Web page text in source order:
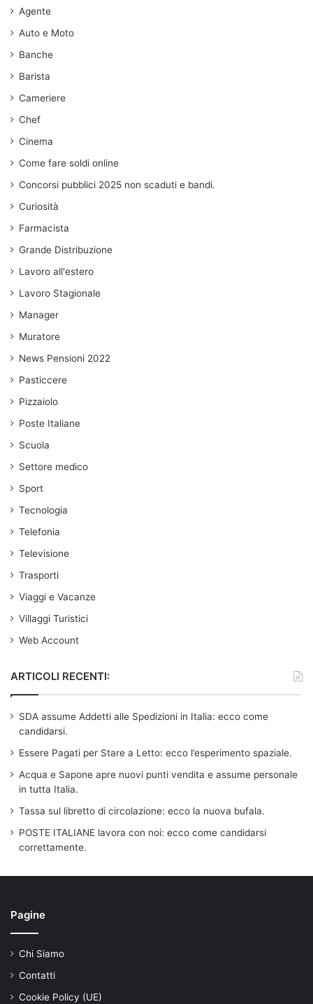
Agente
Auto e Moto
Banche
Barista
Cameriere
Chef
Cinema
Come fare soldi online
Concorsi pubblici 2025 non scaduti e bandi.
Curiosità
Farmacista
Grande Distribuzione
Lavoro all'estero
Lavoro Stagionale
Manager
Muratore
News Pensioni 2022
Pasticcere
Pizzaiolo
Poste Italiane
Scuola
Settore medico
Sport
Tecnologia
Telefonia
Televisione
Trasporti
Viaggi e Vacanze
Villaggi Turistici
Web Account
ARTICOLI RECENTI:
SDA assume Addetti alle Spedizioni in Italia: ecco come
candidarsi.
Essere Pagati per Stare a Letto: ecco l’esperimento spaziale.
Acqua e Sapone apre nuovi punti vendita e assume personale
in tutta Italia.
Tassa sul libretto di circolazione: ecco la nuova bufala.
POSTE ITALIANE lavora con noi: ecco come candidarsi
correttamente.
Pagine
Chi Siamo
Contatti
Cookie Policy (UE)